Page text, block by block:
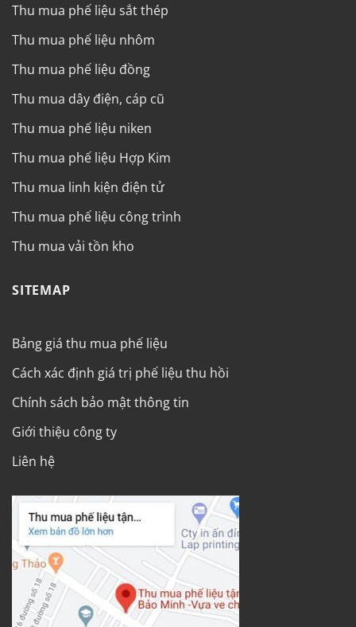
Thu mua phế liệu sắt thép
Thu mua phế liệu nhôm
Thu mua phế liệu đồng
Thu mua dây điện, cáp cũ
Thu mua phế liệu niken
Thu mua phế liệu Hợp Kim
Thu mua linh kiện điện tử
Thu mua phế liệu công trình
Thu mua vải tồn kho
SITEMAP
Bảng giá thu mua phế liệu
Cách xác định giá trị phế liệu thu hồi
Chính sách bảo mật thông tin
Giới thiệu công ty
Liên hệ